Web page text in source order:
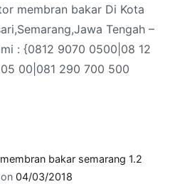
membran bakar Di Kota
Tengah –
: {0812 9070 0500|08 12
00|081 290 700 500
membran bakar semarang 1.2
04/03/2018